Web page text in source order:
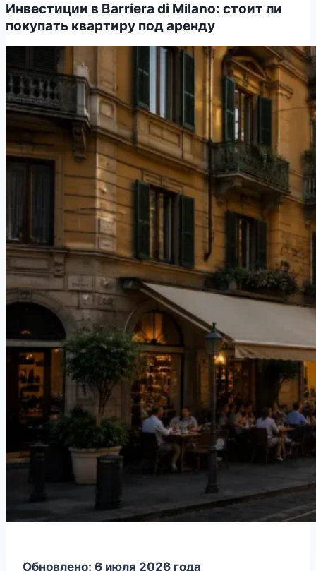
Инвестиции в Barriera di Milano: стоит ли
покупать квартиру под аренду
Обновлено: 6 июля 2026 года